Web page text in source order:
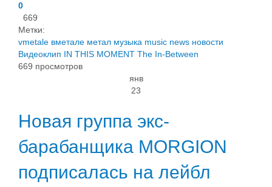
0
669
Метки:
vmetale вметале метал музыка music news новости
Видеоклип IN THIS MOMENT The In-Between
669 просмотров
янв
23
Новая группа экс-
барабанщика MORGION
подписалась на лейбл